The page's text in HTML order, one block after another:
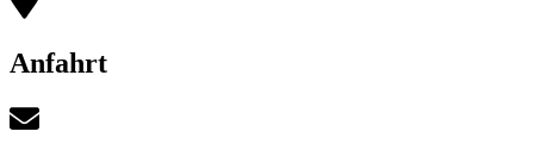
Anfahrt